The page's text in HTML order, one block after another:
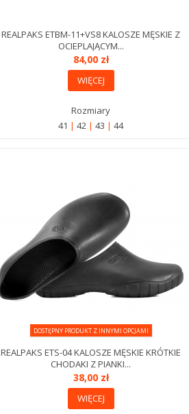
REALPAKS ETBM-11+VS8 KALOSZE MĘSKIE Z
OCIEPLAJĄCYM...
84,00 zł
WIĘCEJ
Rozmiary
41
42 43 44
DOSTĘPNY PRODUKT Z INNYMI OPCJAMI
REALPAKS ETS-04 KALOSZE MĘSKIE KRÓTKIE
CHODAKI Z PIANKI...
38,00 zł
WIĘCEJ